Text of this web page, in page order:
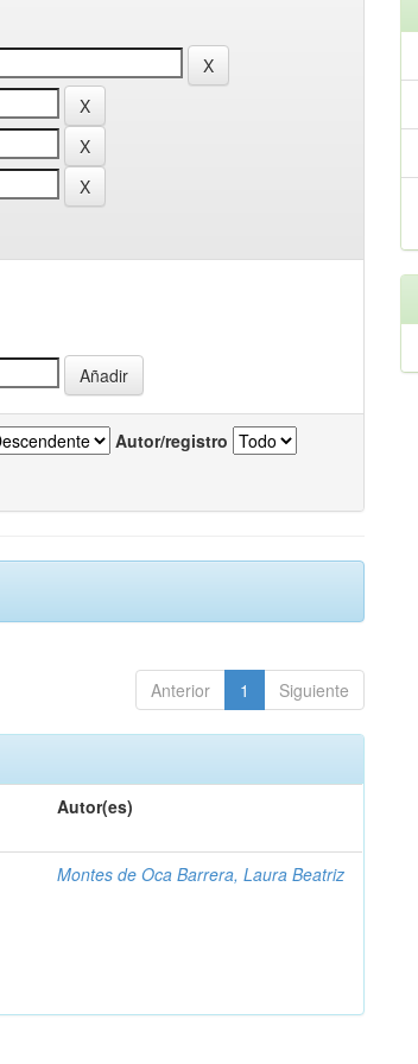
Autor/registro
Anterior 1 Siguiente
Autor(es)
Montes de Oca Barrera, Laura Beatriz